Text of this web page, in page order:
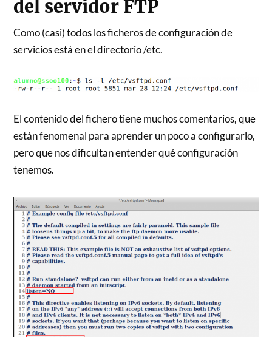
del servidor FTP
Como (casi) todos los ficheros de configuración de
servicios está en el directorio /etc.
El contenido del fichero tiene muchos comentarios, que
están fenomenal para aprender un poco a configurarlo,
pero que nos dificultan entender qué configuración
tenemos.